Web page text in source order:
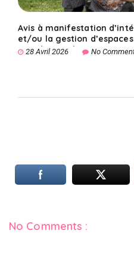
Avis à manifestation
et/ou la gestion
SOS de Conakry
28 Avril 2026 No
No Comments :